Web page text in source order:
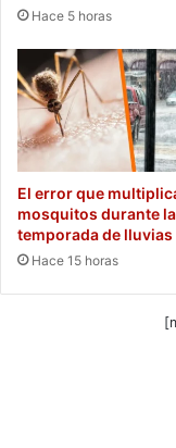
Hace 5 horas
El error que
mosquitos durante la
temporada de lluvias
Hace 15 horas